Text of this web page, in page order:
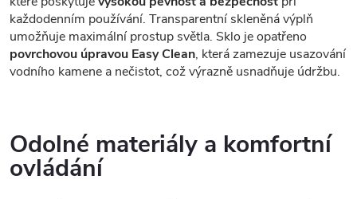
každodenním používání. Transparentní skleněná výplň
umožňuje maximální prostup světla. Sklo je opatřeno
povrchovou úpravou Easy Clean, která zamezuje usazování
vodního kamene a nečistot, což výrazně usnadňuje údržbu.
Odolné materiály a komfortní
ovládání